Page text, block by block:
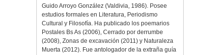
Guido Arroyo González (Valdivia, 1986). Posee
estudios formales en Literatura, Periodismo
Cultural y Filosofía. Ha publicado los poemarios
Postales Bs As (2006), Cerrado por derrumbe
(2008), Zonas de excavación (2011) y Naturaleza
Muerta (2012). Fue antologador de la extraña guía